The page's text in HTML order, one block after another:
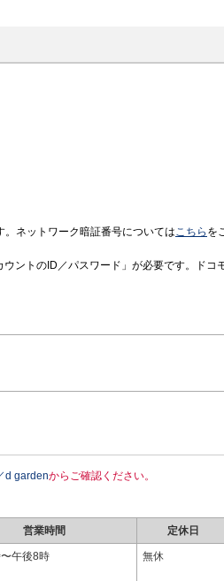
ネットワーク暗証番号についてはこちら を
ントのID／パスワード」が必要です。ドコ
d gardenからご確認ください。
営業時間 定休日
午後8時 無休